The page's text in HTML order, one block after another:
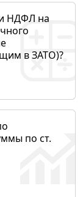
НДФЛ на
в ЗАТО)?
по ст.